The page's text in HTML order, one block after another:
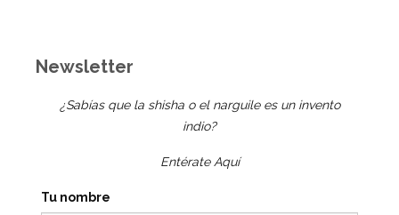
Newsletter
¿Sabías que la shisha o el narguile es un invento
indio?
Entérate Aquí
Tu nombre